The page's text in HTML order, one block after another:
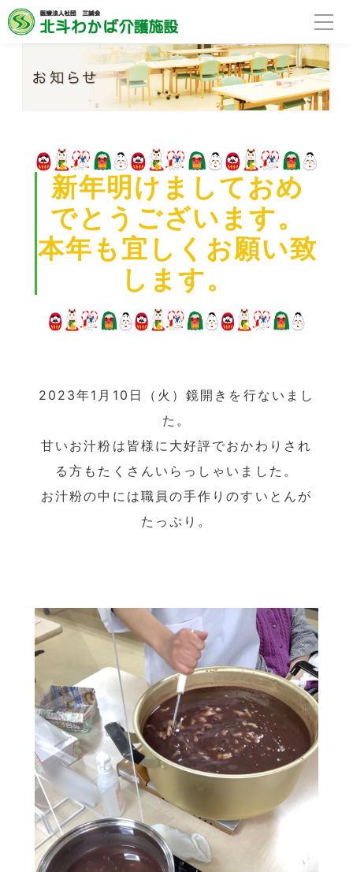
新年明けましておめ
でとうございます。
本年も宜しくお願い致
します。
2023年1月10日（火）鏡開きを行ないまし
た。
甘いお汁粉は皆様に大好評でおかわりされ
る方もたくさんいらっしゃいました。
お汁粉の中には職員の手作りのすいとんが
たっぷり。